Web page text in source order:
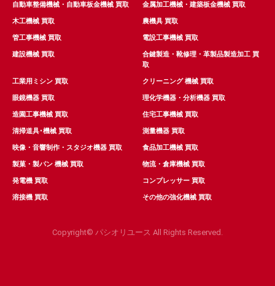
自動車整備機械・自動車板金機械 買取 金属加工機械・建築板金機械 買取
木工機械 買取 農機具 買取
管工事機械 買取 電設工事機械 買取
建設機械 買取
合鍵製造・靴修理・革製品製造加工 買
取
工業用ミシン 買取 クリーニング 機械 買取
眼鏡機器 買取 理化学機器・分析機器 買取
造園工事機械 買取 住宅工事機械 買取
清掃道具･機械 買取 測量機器 買取
映像・音響制作・スタジオ機器 買取 食品加工機械 買取
製菓・製パン 機械 買取 物流・倉庫機械 買取
発電機 買取 コンプレッサー 買取
溶接機 買取 その他の強化機械 買取
Copyright© パシオリユース All Rights Reserved.